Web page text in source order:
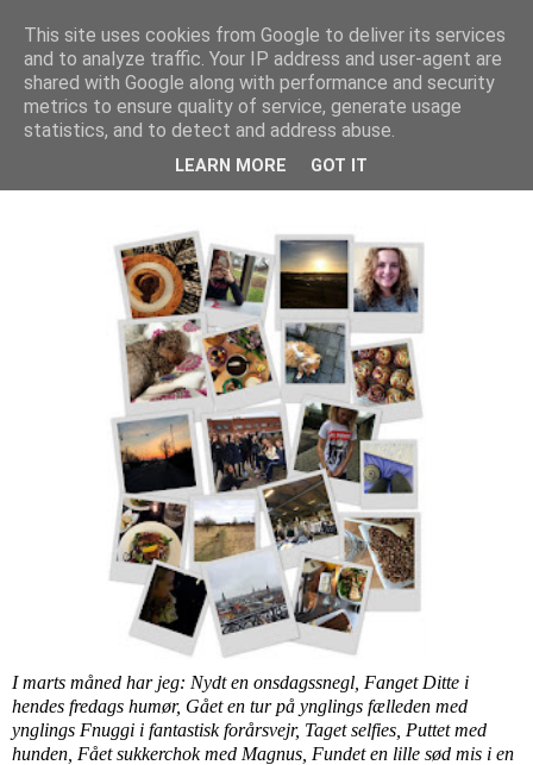
Isa Larsen
torsdag den 2. april 2015
March 2015 | Monthly Recap
I marts måned har jeg: Nydt en onsdagssnegl, Fanget Ditte i
hendes fredags humør, Gået en tur på ynglings fælleden med
ynglings Fnuggi i fantastisk forårsvejr, Taget selfies, Puttet med
hunden, Fået sukkerchok med Magnus, Fundet en lille sød mis i en
This site uses cookies from Google to deliver its services
and to analyze traffic. Your IP address and user-agent are
shared with Google along with performance and security
metrics to ensure quality of service, generate usage
statistics, and to detect and address abuse.
LEARN MORE GOT IT